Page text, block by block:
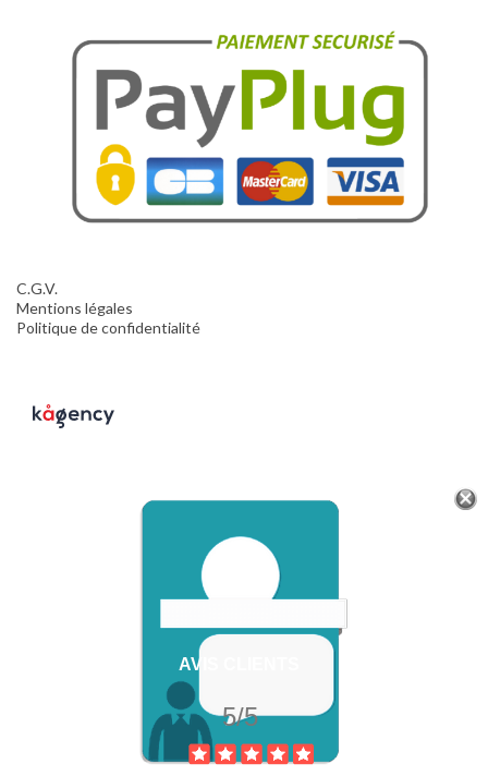
C.G.V.
Mentions légales
Politique de confidentialité
AVIS CLIENTS
5/5